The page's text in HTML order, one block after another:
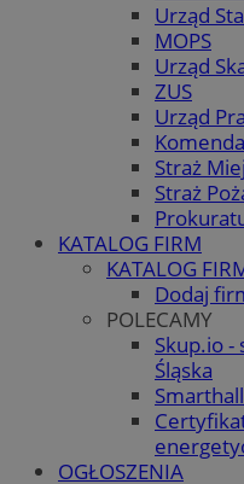
Urząd
MOPS
Urząd
ZUS
Urząd
Straż
Straż
KATALOG FIRM
KATALOG
Dodaj
POLECAMY
Skup.io -
Śląska
OGŁOSZENIA